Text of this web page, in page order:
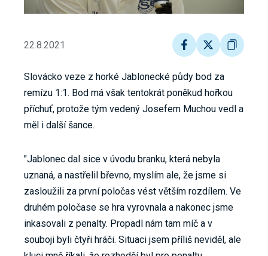
22.8.2021
Slovácko veze z horké Jablonecké půdy bod za
remízu 1:1. Bod má však tentokrát poněkud hořkou
příchuť, protože tým vedený Josefem Muchou vedl a
měl i další šance.
"Jablonec dal sice v úvodu branku, která nebyla
uznaná, a nastřelil břevno, myslím ale, že jsme si
zasloužili za první poločas vést větším rozdílem. Ve
druhém poločase se hra vyrovnala a nakonec jsme
inkasovali z penalty. Propadl nám tam míč a v
souboji byli čtyři hráči. Situaci jsem příliš neviděl, ale